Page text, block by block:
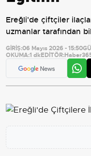
Ereğli'de çiftçiler
uzmanlar tarafından
GİRİŞ:06 Mayıs 2026 - 15:50
OKUMA:1 dkEDİTÖR: